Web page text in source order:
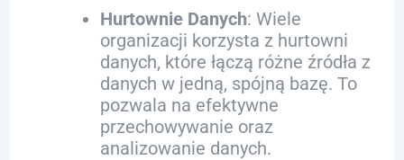
Hurtownie Danych: Wiele
organizacji korzysta z hurtowni
danych, które łączą różne źródła z
danych w jedną, spójną bazę. To
pozwala na efektywne
przechowywanie oraz
analizowanie danych.